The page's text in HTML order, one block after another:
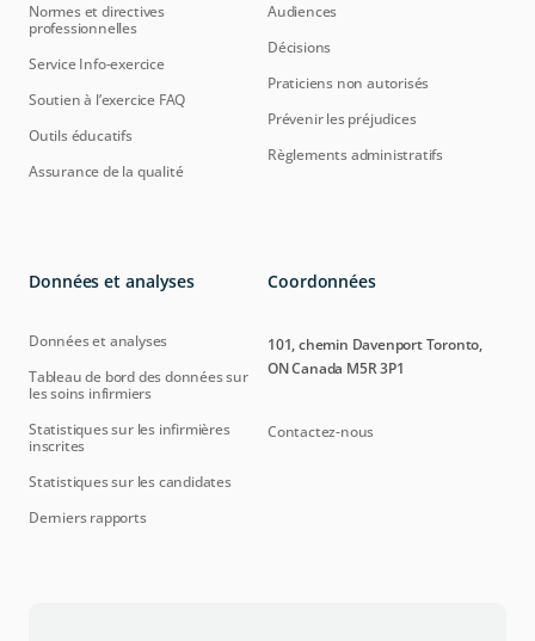
Normes et directives
professionnelles
Service Info-exercice
Soutien à l’exercice FAQ
Outils éducatifs
Assurance de la qualité
Audiences
Décisions
Praticiens non autorisés
Prévenir les préjudices
Règlements administratifs
Données et analyses
Données et analyses
Tableau de bord des données sur
les soins infirmiers
Statistiques sur les infirmières
inscrites
Statistiques sur les candidates
Derniers rapports
Coordonnées
101, chemin Davenport Toronto,
ON Canada M5R 3P1
Contactez-nous